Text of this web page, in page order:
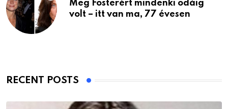
Meg Fosterért mindenki odáig
volt – itt van ma, 77 évesen
RECENT POSTS